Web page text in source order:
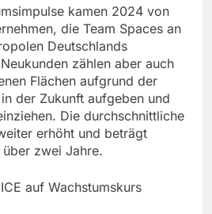
kamen 2024 von
die Team Spaces an
Deutschlands
zählen aber auch
Flächen aufgrund der
der Zukunft aufgeben und
Die durchschnittliche
erhöht und beträgt
zwei Jahre.
auf Wachstumskurs